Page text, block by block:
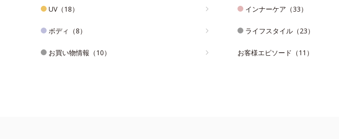
UV（18） インナーケア（33）
ボディ（8） ライフスタイル（23）
お買い物情報（10） お客様エピソード（11）